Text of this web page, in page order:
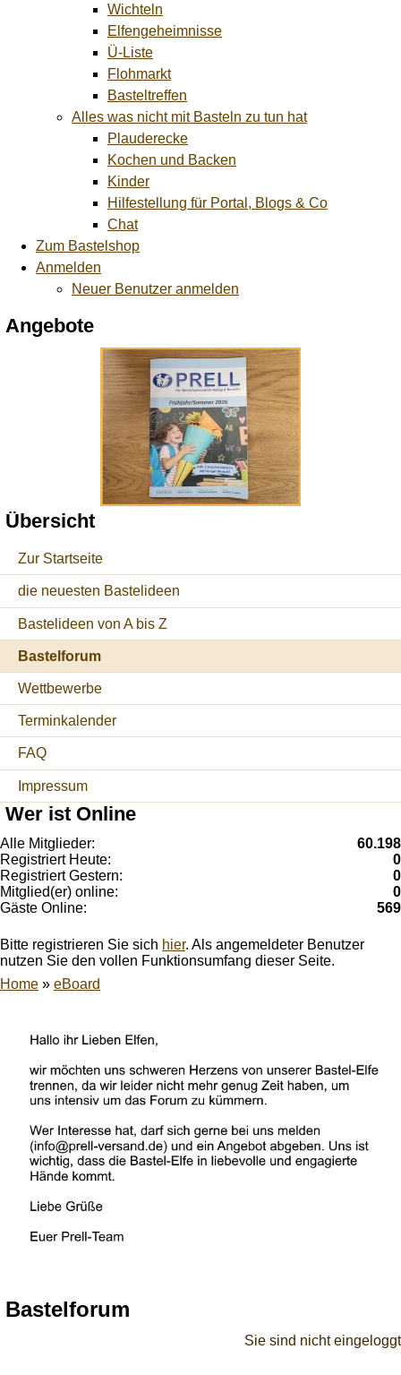
Wichteln
Elfengeheimnisse
Ü-Liste
Flohmarkt
Basteltreffen
Alles was nicht mit Basteln zu tun hat
Plauderecke
Kochen und Backen
Kinder
Hilfestellung für Portal, Blogs & Co
Chat
Zum Bastelshop
Anmelden
Neuer Benutzer anmelden
Angebote
Übersicht
Zur Startseite
die neuesten Bastelideen
Bastelideen von A bis Z
Bastelforum
Wettbewerbe
Terminkalender
FAQ
Impressum
Wer ist Online
Alle Mitglieder:
60.198
Registriert Heute:
0
Registriert Gestern:
0
Mitglied(er) online:
0
Gäste Online:
569
Bitte registrieren Sie sich hier. Als angemeldeter Benutzer
nutzen Sie den vollen Funktionsumfang dieser Seite.
Home » eBoard
Bastelforum
Sie sind nicht eingeloggt